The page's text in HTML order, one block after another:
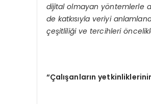
dijital olmayan yöntemlerle
de katkısıyla veriyi
çeşitliliği ve tercihleri
“Çalışanların